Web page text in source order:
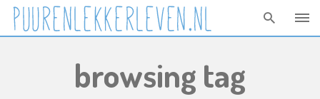
browsing tag